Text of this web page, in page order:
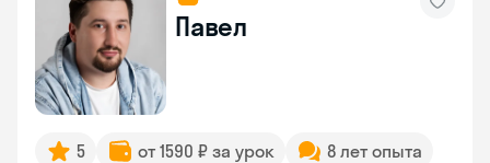
Павел
5 от 1590 ₽ за урок
8 лет опыта